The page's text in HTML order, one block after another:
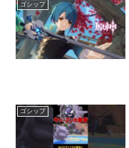
ゴシップ
ゴシップ